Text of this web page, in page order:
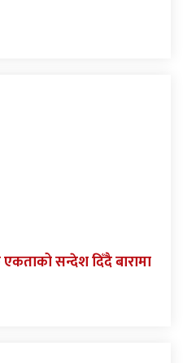
सन्देश दिँदै बारामा